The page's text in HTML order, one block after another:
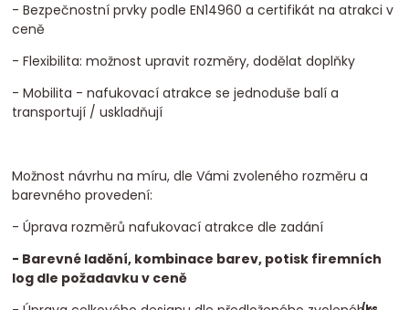
- Bezpečnostní prvky podle EN14960 a certifikát na atrakci v
ceně
- Flexibilita: možnost upravit rozměry, dodělat doplňky
- Mobilita - nafukovací atrakce se jednoduše balí a
transportují / uskladňují
Možnost návrhu na míru, dle Vámi zvoleného rozměru a
barevného provedení:
- Úprava rozměrů nafukovací atrakce dle zadání
- Barevné ladění, kombinace barev, potisk firemních
log dle požadavku v ceně